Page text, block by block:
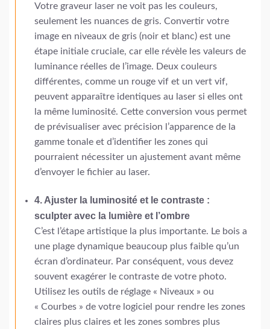
Votre graveur laser ne voit pas les couleurs,
seulement les nuances de gris. Convertir votre
image en niveaux de gris (noir et blanc) est une
étape initiale cruciale, car elle révèle les valeurs de
luminance réelles de l’image. Deux couleurs
différentes, comme un rouge vif et un vert vif,
peuvent apparaître identiques au laser si elles ont
la même luminosité. Cette conversion vous permet
de prévisualiser avec précision l’apparence de la
gamme tonale et d’identifier les zones qui
pourraient nécessiter un ajustement avant même
d’envoyer le fichier au laser.
4. Ajuster la luminosité et le contraste :
sculpter avec la lumière et l’ombre
C’est l’étape artistique la plus importante. Le bois a
une plage dynamique beaucoup plus faible qu’un
écran d’ordinateur. Par conséquent, vous devez
souvent exagérer le contraste de votre photo.
Utilisez les outils de réglage « Niveaux » ou
« Courbes » de votre logiciel pour rendre les zones
claires plus claires et les zones sombres plus